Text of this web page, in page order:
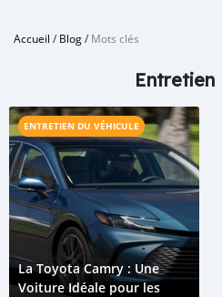
Accueil /Blog/Mots clés
Entretien
ENTRETIEN DU VÉHICULE
La Toyota Camry : Une
Voiture Idéale pour les